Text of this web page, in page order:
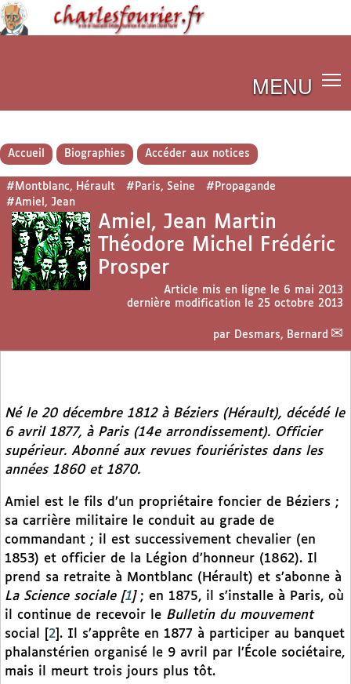
MENU
Accueil Biographies Accéder aux notices
#Montblanc, Hérault #Paris, Seine
#Propagande
#Amiel, Jean
Amiel, Jean Martin
Théodore Michel Frédéric
Prosper
Article mis en ligne le 6 mai 2013
dernière modification le 25 octobre 2013
par Desmars, Bernard
Né le 20 décembre 1812 à Béziers (Hérault), décédé le
6 avril 1877, à Paris (14e arrondissement). Officier
supérieur. Abonné aux revues fouriéristes dans les
années 1860 et 1870.
Amiel est le fils d’un propriétaire foncier de Béziers ;
sa carrière militaire le conduit au grade de
commandant ; il est successivement chevalier (en
1853) et officier de la Légion d’honneur (1862). Il
prend sa retraite à Montblanc (Hérault) et s’abonne à
La Science sociale[1]; en 1875, il s’installe à Paris, où
il continue de recevoir le Bulletin du mouvement
social
2 . Il s’apprête en 1877 à participer au banquet
phalanstérien organisé le 9 avril par l’École sociétaire,
mais il meurt trois jours plus tôt.